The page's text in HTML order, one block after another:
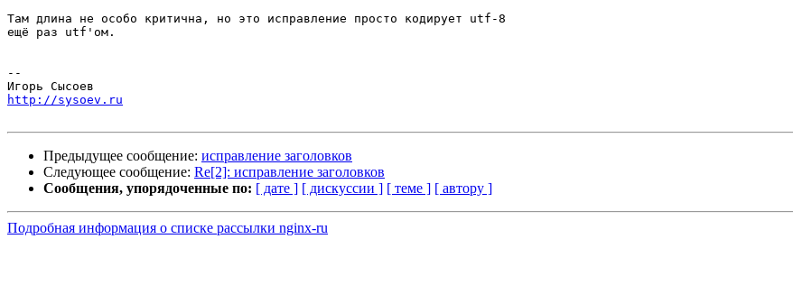
Там длина не особо критична, но это исправление просто кодирует utf-8
ещё раз utf'ом.
--
http://sysoev.ru
Предыдущее сообщение: исправление заголовков
Следующее сообщение: Re[2]: исправление заголовков
Сообщения, упорядоченные по: [ дате ] [ дискуссии ] [ теме ] [ автору ]
Подробная информация о списке рассылки nginx-ru